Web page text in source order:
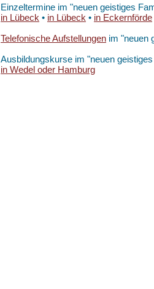
Einzeltermine im "neuen geistiges
in Lübeck • in Lübeck • in Eckernförde
Telefonische Aufstellungen im "neuen
Ausbildungskurse im "neuen
in Wedel oder Hamburg